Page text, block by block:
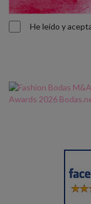
He leído y